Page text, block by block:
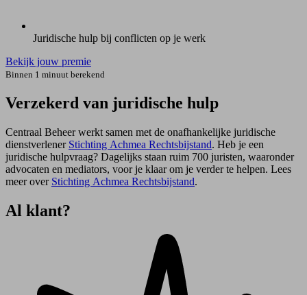
Juridische hulp bij conflicten op je werk
Bekijk jouw premie
Binnen 1 minuut berekend
Verzekerd van juridische hulp
Centraal Beheer werkt samen met de onafhankelijke juridische
dienstverlener Stichting Achmea Rechtsbijstand. Heb je een
juridische hulpvraag? Dagelijks staan ruim 700 juristen, waaronder
advocaten en mediators, voor je klaar om je verder te helpen. Lees
meer over Stichting Achmea Rechtsbijstand.
Al klant?